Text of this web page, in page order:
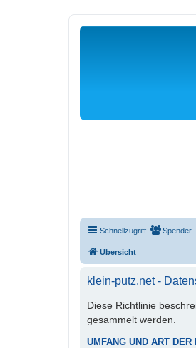
Schnellzugriff Spender
Übersicht
klein-putz.net -
Diese Richtlinie
gesammelt werden.
UMFANG UND ART DER